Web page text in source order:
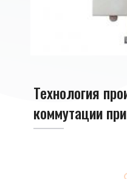
Технология
коммутации